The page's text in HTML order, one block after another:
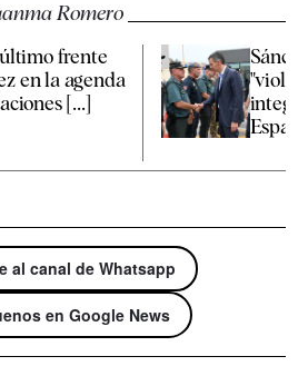
Romero
frente
en la agenda
[...]
al canal de Whatsapp
en Google News